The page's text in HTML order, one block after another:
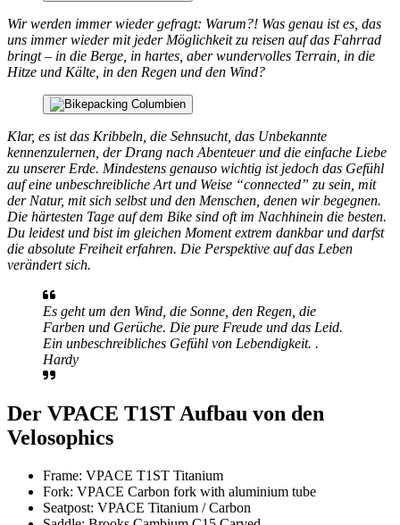
Wir werden immer wieder gefragt: Warum?! Was genau ist es, das
uns immer wieder mit jeder Möglichkeit zu reisen auf das Fahrrad
bringt – in die Berge, in hartes, aber wundervolles Terrain, in die
Hitze und Kälte, in den Regen und den Wind?
Klar, es ist das Kribbeln, die Sehnsucht, das Unbekannte
kennenzulernen, der Drang nach Abenteuer und die einfache Liebe
zu unserer Erde. Mindestens genauso wichtig ist jedoch das Gefühl
auf eine unbeschreibliche Art und Weise “connected” zu sein, mit
der Natur, mit sich selbst und den Menschen, denen wir begegnen.
Die härtesten Tage auf dem Bike sind oft im Nachhinein die besten.
Du leidest und bist im gleichen Moment extrem dankbar und darfst
die absolute Freiheit erfahren. Die Perspektive auf das Leben
verändert sich.
Es geht um den Wind, die Sonne, den Regen, die
Farben und Gerüche. Die pure Freude und das Leid.
Ein unbeschreibliches Gefühl von Lebendigkeit. .
Hardy
Der VPACE T1ST Aufbau von den
Velosophics
Frame: VPACE T1ST Titanium
Fork: VPACE Carbon fork with aluminium tube
Seatpost: VPACE Titanium / Carbon